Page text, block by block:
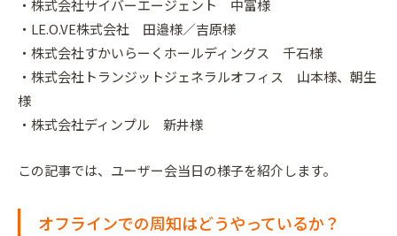
・株式会社サイバーエージェント 中富様
・LE.O.VE株式会社 田邉様／吉原様
・株式会社すかいらーくホールディングス 千石様
・株式会社トランジットジェネラルオフィス 山本様、朝生
様
・株式会社ディンプル 新井様
この記事では、ユーザー会当日の様子を紹介します。
オフラインでの周知はどうやっているか？